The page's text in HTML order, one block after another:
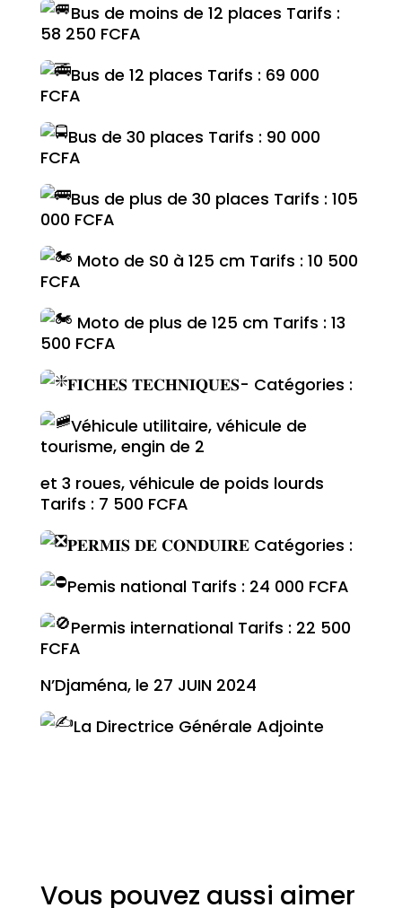
Bus de moins de 12 places Tarifs :
58 250 FCFA
Bus de 12 places Tarifs : 69 000
FCFA
Bus de 30 places Tarifs : 90 000
FCFA
Bus de plus de 30 places Tarifs : 105
000 FCFA
Moto de S0 à 125 cm Tarifs : 10 500
FCFA
Moto de plus de 125 cm Tarifs : 13
500 FCFA
𝐅𝐈𝐂𝐇𝐄𝐒 𝐓𝐄𝐂𝐇𝐍𝐈𝐐𝐔𝐄𝐒- Catégories :
Véhicule utilitaire, véhicule de
tourisme, engin de 2
et 3 roues, véhicule de poids lourds
Tarifs : 7 500 FCFA
𝐏𝐄𝐑𝐌𝐈𝐒 𝐃𝐄 𝐂𝐎𝐍𝐃𝐔𝐈𝐑𝐄 Catégories :
Pemis national Tarifs : 24 000 FCFA
Permis international Tarifs : 22 500
FCFA
N’Djaména, le 27 JUIN 2024
La Directrice Générale Adjointe
Vous pouvez aussi aimer